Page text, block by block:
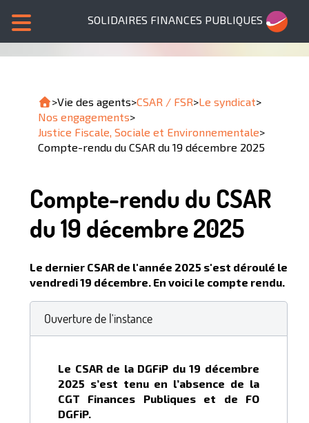
SOLIDAIRES FINANCES PUBLIQUES
>Vie des agents>CSAR / FSR>Le syndicat>
Nos engagements>
Justice Fiscale, Sociale et Environnementale>
Compte-rendu du CSAR du 19 décembre 2025
Compte-rendu du CSAR
du 19 décembre 2025
Le dernier CSAR de l'année 2025 s'est déroulé le
vendredi 19 décembre. En voici le compte rendu.
Ouverture de l'instance
Le CSAR de la DGFiP du 19 décembre
2025 s’est tenu en l’absence de la
CGT Finances Publiques et de FO
DGFiP.